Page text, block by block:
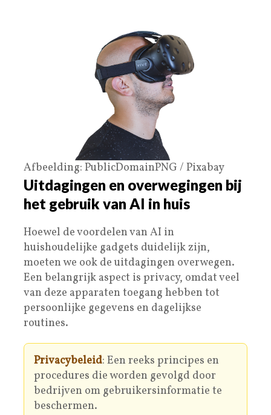
Afbeelding: PublicDomainPNG / Pixabay
Uitdagingen en overwegingen bij
het gebruik van AI in huis
Hoewel de voordelen van AI in
huishoudelijke gadgets duidelijk zijn,
moeten we ook de uitdagingen overwegen.
Een belangrijk aspect is privacy, omdat veel
van deze apparaten toegang hebben tot
persoonlijke gegevens en dagelijkse
routines.
Privacybeleid: Een reeks principes en
procedures die worden gevolgd door
bedrijven om gebruikersinformatie te
beschermen.